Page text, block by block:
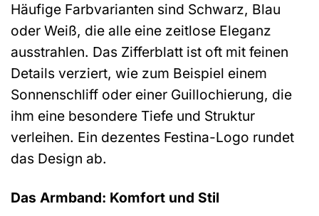
Häufige Farbvarianten sind Schwarz, Blau
oder Weiß, die alle eine zeitlose Eleganz
ausstrahlen. Das Zifferblatt ist oft mit feinen
Details verziert, wie zum Beispiel einem
Sonnenschliff oder einer Guillochierung, die
ihm eine besondere Tiefe und Struktur
verleihen. Ein dezentes Festina-Logo rundet
das Design ab.
Das Armband: Komfort und Stil